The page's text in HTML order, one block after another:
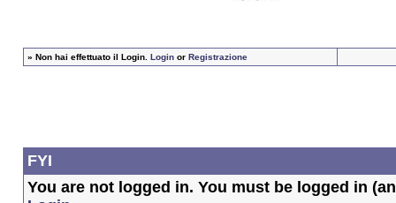
» Non hai effettuato il Login. Loginor Registrazione
FYI
You are not logged in. You must be logged in